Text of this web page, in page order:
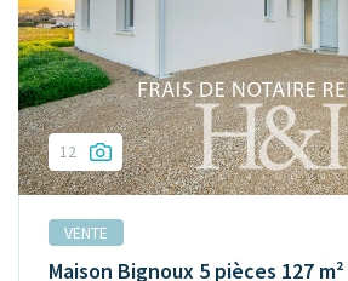
12
VENTE
Maison Bignoux 5 pièces 127 m²